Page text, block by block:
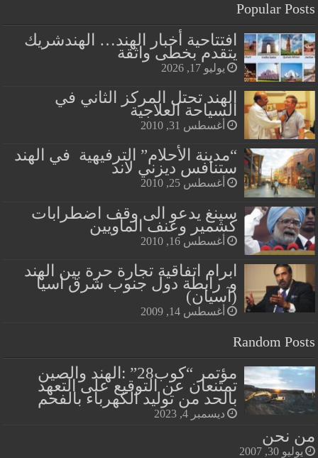
Popular Posts
افتتاحية أخبار الهند… الهندشريك
يتقدم بخطى واثقة
يوليو 17, 2026
الهند تحتل المركز الثاني في
السياحة العلاجية
أغسطس 31, 2010
“مدينة الأحلام” الترفيهية في الهند
ستنافس ديزني لاند
أغسطس 25, 2010
سينغ يدعو الى وقف اضطرابات
كشمير وعنف الماويين
أغسطس 16, 2010
ابرام اتفاقية تجارة حرة بين الهند
و رابطة دول جنوب شرق اسيا
(آسيان)
أغسطس 14, 2009
Random Posts
مؤتمر “كوب28” :الهند والصين
تمتنعان عن التوقيع على التعهد
بالحد من توليد الكهرباء بالفحم
ديسمبر 4, 2023
من نحن
يوليو 30, 2007